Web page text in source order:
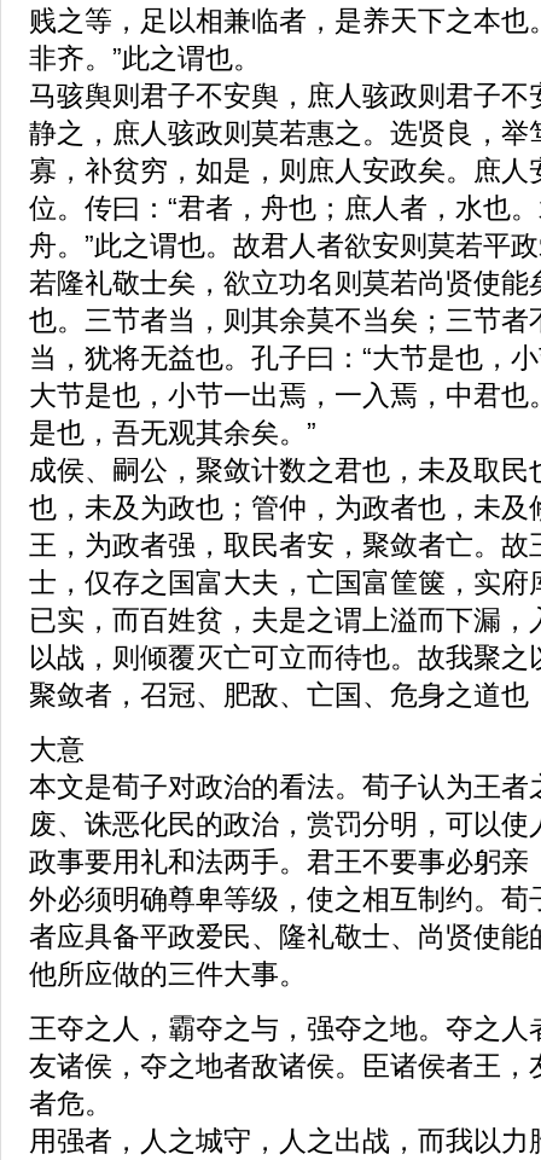
贱之等，足以相兼临者，是养天下之本也
非齐。”此之谓也。
马骇舆则君子不安舆，庶人骇政则君子不
静之，庶人骇政则莫若惠之。选贤良，举
寡，补贫穷，如是，则庶人安政矣。庶人
位。传曰：“君者，舟也；庶人者，水也
舟。”此之谓也。故君人者欲安则莫若平
若隆礼敬士矣，欲立功名则莫若尚贤使能
也。三节者当，则其余莫不当矣；三节者
当，犹将无益也。孔子曰：“大节是也，
大节是也，小节一出焉，一入焉，中君也
是也，吾无观其余矣。”
成侯、嗣公，聚敛计数之君也，未及取民
也，未及为政也；管仲，为政者也，未及
王，为政者强，取民者安，聚敛者亡。故
士，仅存之国富大夫，亡国富筐箧，实府
已实，而百姓贫，夫是之谓上溢而下漏
以战，则倾覆灭亡可立而待也。故我聚
聚敛者，召冠、肥敌、亡国、危身之道也
大意
本文是荀子对政治的看法。荀子认为王者
废、诛恶化民的政治，赏罚分明，可以
政事要用礼和法两手。君王不要事必躬亲
外必须明确尊卑等级，使之相互制约。荀
者应具备平政爱民、隆礼敬士、尚贤使能
他所应做的三件大事。
王夺之人，霸夺之与，强夺之地。夺之人
友诸侯，夺之地者敌诸侯。臣诸侯者王，
者危。
用强者，人之城守，人之出战，而我以